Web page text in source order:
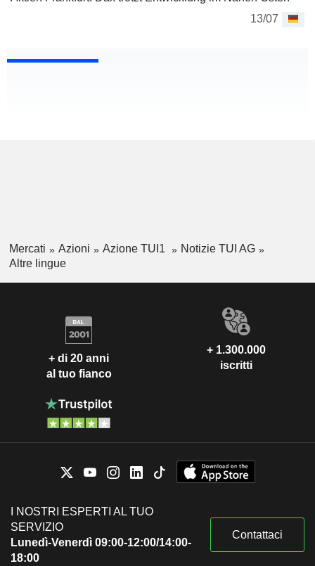
13/07
Mercati Azioni Azione TUI1
Notizie TUI AG
Altre lingue
+ di 20 anni
al tuo fianco
+ 1.300.000
iscritti
I NOSTRI ESPERTI AL TUO
SERVIZIO
Lunedì-Venerdì 09:00-12:00/14:00-
18:00
Contattaci